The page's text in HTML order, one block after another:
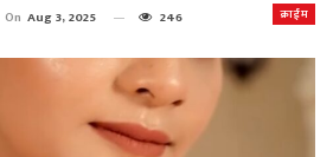
क्राईम
On Aug 3, 2025 246